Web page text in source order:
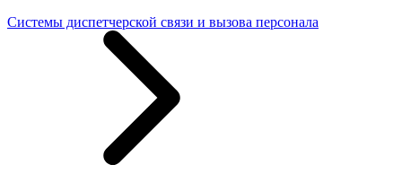
Системы диспетчерской связи и вызова персонала